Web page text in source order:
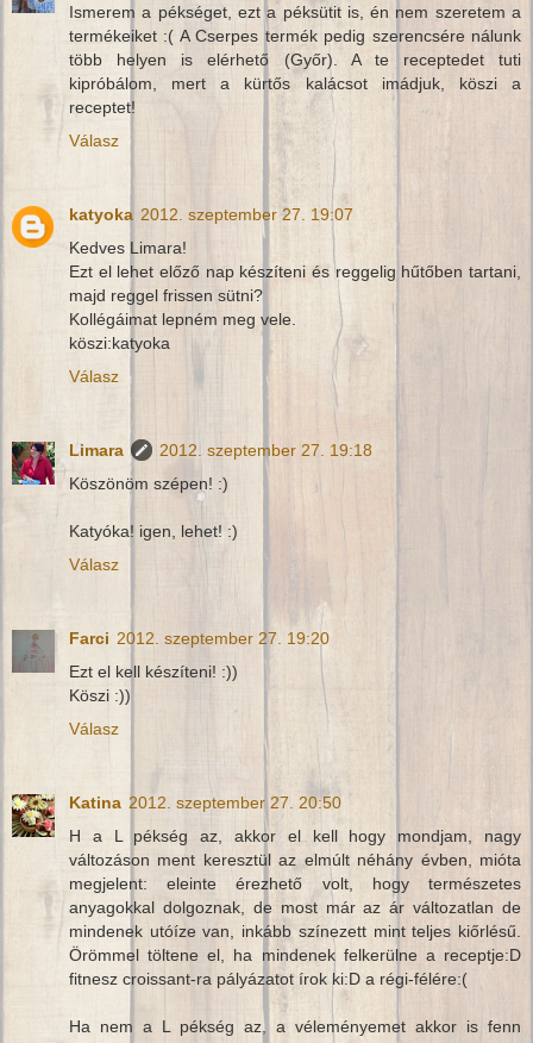
Ismerem a pékséget, ezt a péksütit is, én nem szeretem a
termékeiket :( A Cserpes termék pedig szerencsére nálunk
több helyen is elérhető (Győr). A te receptedet tuti
kipróbálom, mert a kürtős kalácsot imádjuk, köszi a
receptet!
Válasz
katyoka 2012. szeptember 27. 19:07
Kedves Limara!
Ezt el lehet előző nap készíteni és reggelig hűtőben tartani,
majd reggel frissen sütni?
Kollégáimat lepném meg vele.
köszi:katyoka
Válasz
Limara
2012. szeptember 27. 19:18
Köszönöm szépen! :)
Katyóka! igen, lehet! :)
Válasz
Farci 2012. szeptember 27. 19:20
Ezt el kell készíteni! :))
Köszi :))
Válasz
Katina 2012. szeptember 27. 20:50
H a L pékség az, akkor el kell hogy mondjam, nagy
változáson ment keresztül az elmúlt néhány évben, mióta
megjelent: eleinte érezhető volt, hogy természetes
anyagokkal dolgoznak, de most már az ár változatlan de
mindenek utóíze van, inkább színezett mint teljes kiőrlésű.
Örömmel töltene el, ha mindenek felkerülne a receptje:D
fitnesz croissant-ra pályázatot írok ki:D a régi-félére:(
Ha nem a L pékség az, a véleményemet akkor is fenn